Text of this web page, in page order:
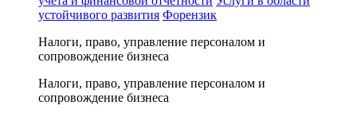
устойчивого развития Форензик
Налоги, право, управление персоналом и
сопровождение бизнеса
Налоги, право, управление персоналом и
сопровождение бизнеса